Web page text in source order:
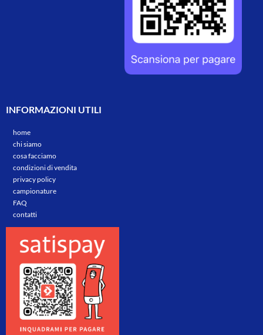
INFORMAZIONI UTILI
home
chi siamo
cosa facciamo
condizioni di vendita
privacy policy
campionature
FAQ
contatti